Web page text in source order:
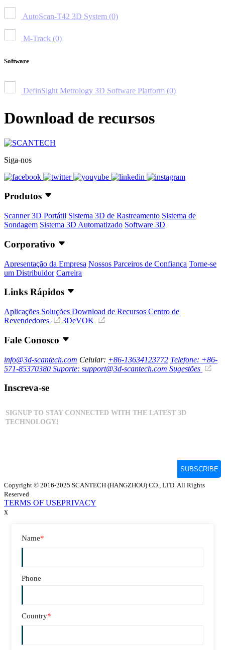
AutoScan-T42 3D System (0)
M-Track (0)
Software
DefinSight Metrology 3D Software Platform (0)
Download de recursos
Siga-nos
Produtos
Scanner 3D Portátil Sistema 3D de Rastreamento Sistema de
Sondagem Sistema 3D Automatizado Software 3D
Corporativo
Apresentação da Empresa Nossos Parceiros de Confiança Torne-se
um Distribuidor Carreira
Links Rápidos
Aplicações Soluções Download de Recursos Centro de
Revendedores
3DeVOK
Fale Conosco
info@3d-scantech.com Celular: +86-13634123772 Telefone: +86-
571-85370380 Suporte: support@3d-scantech.com Sugestões
Inscreva-se
Copyright © 2016-2025 SCANTECH (HANGZHOU) CO., LTD. All Rights
Reserved
TERMS OF USEPRIVACY
x
Name*
Phone
Country*